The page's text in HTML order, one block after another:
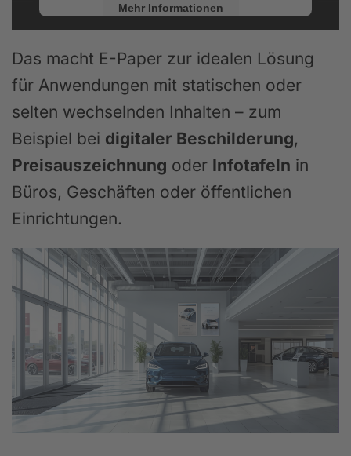
Mehr Informationen
powered by
Usercentrics Consent
Management Platform&eRecht24
Das macht E-Paper zur idealen Lösung
für Anwendungen mit statischen oder
selten wechselnden Inhalten – zum
Beispiel bei digitaler Beschilderung,
Preisauszeichnung oder Infotafeln in
Büros, Geschäften oder öffentlichen
Einrichtungen.